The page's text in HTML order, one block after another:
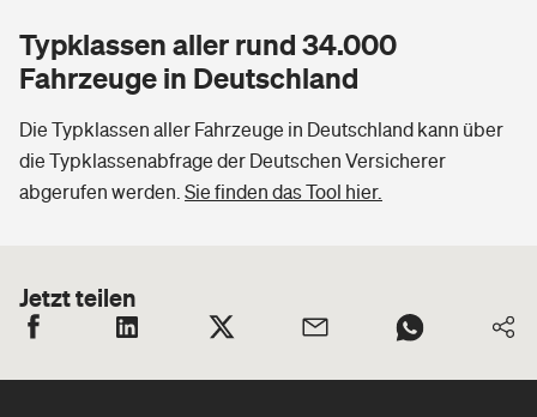
Typklassen aller rund 34.000
Fahrzeuge in Deutschland
Die Typklassen aller Fahrzeuge in Deutschland kann über
die Typklassenabfrage der Deutschen Versicherer
abgerufen werden. Sie finden das Tool hier.
Jetzt teilen